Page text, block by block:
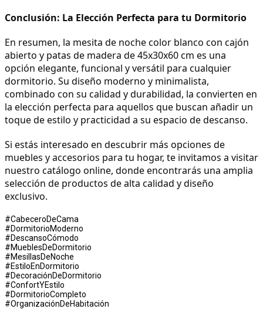
Conclusión: La Elección Perfecta para tu Dormitorio
En resumen, la mesita de noche color blanco con cajón
abierto y patas de madera de 45x30x60 cm es una
opción elegante, funcional y versátil para cualquier
dormitorio. Su diseño moderno y minimalista,
combinado con su calidad y durabilidad, la convierten en
la elección perfecta para aquellos que buscan añadir un
toque de estilo y practicidad a su espacio de descanso.
Si estás interesado en descubrir más opciones de
muebles y accesorios para tu hogar, te invitamos a visitar
nuestro catálogo online, donde encontrarás una amplia
selección de productos de alta calidad y diseño
exclusivo.
#CabeceroDeCama
#DormitorioModerno
#DescansoCómodo
#MueblesDeDormitorio
#MesillasDeNoche
#EstiloEnDormitorio
#DecoraciónDeDormitorio
#ConfortYEstilo
#DormitorioCompleto
#OrganizaciónDeHabitación